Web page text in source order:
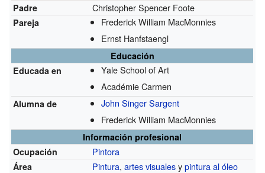
Padre
Christopher Spencer Foote
Pareja
Frederick William MacMonnies
Ernst Hanfstaengl
Educación
Educada en
Yale School of Art
Académie Carmen
Alumna de
John Singer Sargent
Frederick William MacMonnies
Información profesional
Ocupación
Pintora
Área Pintura,artes visualesypintura al óleo